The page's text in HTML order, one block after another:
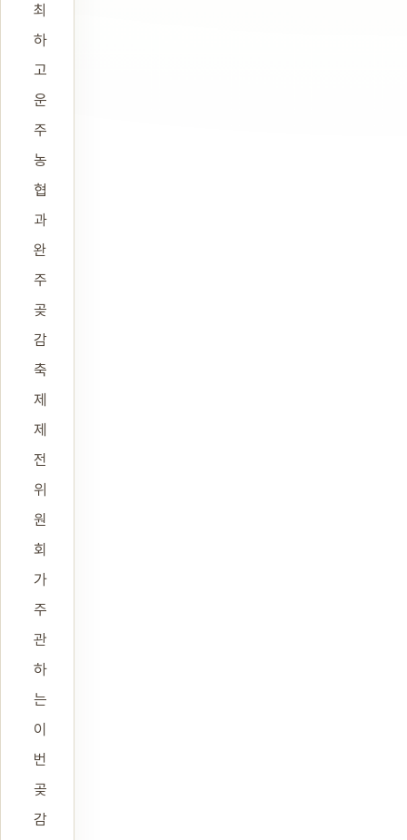
최
하
고
운
주
농
협
과
완
주
곶
감
축
제
제
전
위
원
회
가
주
관
하
는
이
번
곶
감